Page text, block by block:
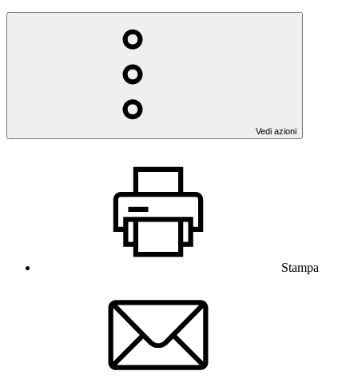
Vedi azioni
Stampa